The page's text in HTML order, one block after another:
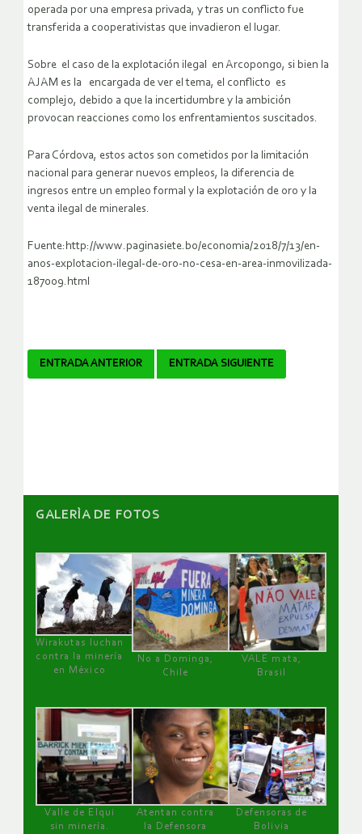
operada por una empresa privada, y tras un conflicto fue
transferida a cooperativistas que invadieron el lugar.
Sobre el caso de la explotación ilegal en Arcopongo, si bien la
AJAM es la encargada de ver el tema, el conflicto es
complejo, debido a que la incertidumbre y la ambición
provocan reacciones como los enfrentamientos suscitados.
Para Córdova, estos actos son cometidos por la limitación
nacional para generar nuevos empleos, la diferencia de
ingresos entre un empleo formal y la explotación de oro y la
venta ilegal de minerales.
Fuente:http://www.paginasiete.bo/economia/2018/7/13/en-
anos-explotacion-ilegal-de-oro-no-cesa-en-area-inmovilizada-
187009.html
Navegador
ENTRADA ANTERIOR ENTRADA SIGUIENTE
GALERÌA DE FOTOS
Wirakutas luchan
contra la minería
en México
No a Dominga,
Chile
VALE mata,
Brasil
Valle de Elqui
sin minería.
Atentan contra
la Defensora
Defensoras de
Bolivia